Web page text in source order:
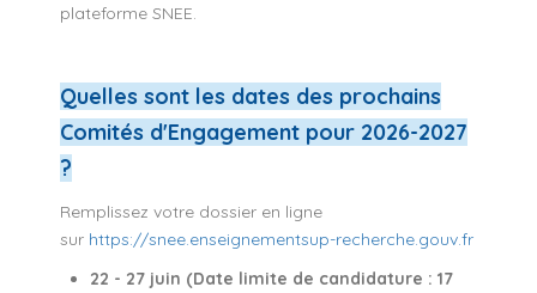
plateforme SNEE.
Quelles sont les dates des prochains
Comités d'Engagement pour 2026-2027
?
Remplissez votre dossier en ligne
sur https://snee.enseignementsup-recherche.gouv.fr
22 - 27 juin (Date limite de candidature : 17